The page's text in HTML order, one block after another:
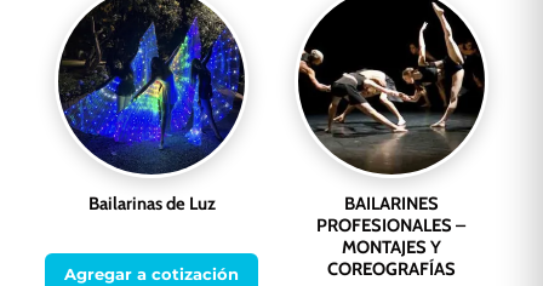
Bailarinas de Luz
Agregar a cotización
BAILARINES
PROFESIONALES –
MONTAJES Y
COREOGRAFÍAS